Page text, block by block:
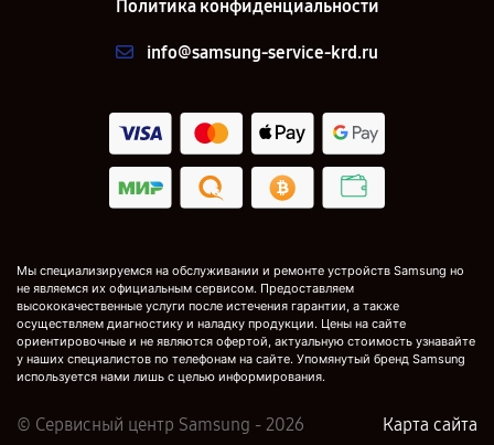
Политика конфиденциальности
info@samsung-service-krd.ru
Мы специализируемся на обслуживании и ремонте устройств Samsung но
не являемся их официальным сервисом. Предоставляем
высококачественные услуги после истечения гарантии, а также
осуществляем диагностику и наладку продукции. Цены на сайте
ориентировочные и не являются офертой, актуальную стоимость узнавайте
у наших специалистов по телефонам на сайте. Упомянутый бренд Samsung
используется нами лишь с целью информирования.
© Сервисный центр Samsung - 2026 Карта сайта